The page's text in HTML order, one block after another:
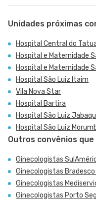
Unidades próximas
Hospital Central do
Hospital e Maternidade
Hospital e Maternidade
Hospital São Luiz Itaim
Vila Nova Star
Hospital Bartira
Hospital São Luiz
Hospital São Luiz
Outros convênios
Ginecologistas
Ginecologistas
Ginecologistas
Ginecologistas Porto